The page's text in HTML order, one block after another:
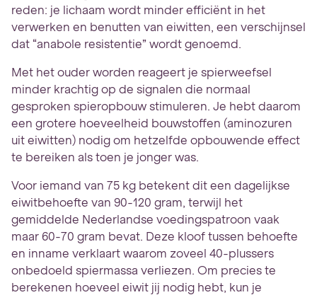
reden: je lichaam wordt minder efficiënt in het
verwerken en benutten van eiwitten, een verschijnsel
dat “anabole resistentie” wordt genoemd.
Met het ouder worden reageert je spierweefsel
minder krachtig op de signalen die normaal
gesproken spieropbouw stimuleren. Je hebt daarom
een grotere hoeveelheid bouwstoffen (aminozuren
uit eiwitten) nodig om hetzelfde opbouwende effect
te bereiken als toen je jonger was.
Voor iemand van 75 kg betekent dit een dagelijkse
eiwitbehoefte van 90-120 gram, terwijl het
gemiddelde Nederlandse voedingspatroon vaak
maar 60-70 gram bevat. Deze kloof tussen behoefte
en inname verklaart waarom zoveel 40-plussers
onbedoeld spiermassa verliezen. Om precies te
berekenen hoeveel eiwit jij nodig hebt, kun je